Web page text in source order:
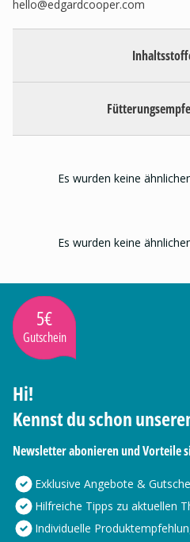
hello@edgardcooper.com
Es wurden keine
Es wurden keine
5€
Gutschein
Hi!
Kennst du schon
Newsletter abonieren und Vorteile
Exklusive Angebote &
Hilfreiche Tipps zu aktuellen
Individuelle